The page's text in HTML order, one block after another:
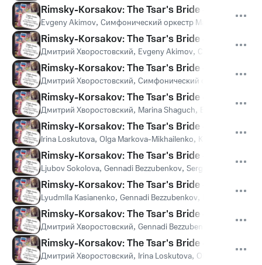
Rimsky-Korsakov: The Tsar's Bride - original
Evgeny Akimov, Симфонический оркестр Мариинского
Rimsky-Korsakov: The Tsar's Bride - original
Дмитрий Хворостовский, Evgeny Akimov, Симфонический
Rimsky-Korsakov: The Tsar's Bride - original
Дмитрий Хворостовский, Симфонический оркестр
Rimsky-Korsakov: The Tsar's Bride - original
Дмитрий Хворостовский, Marina Shaguch, Evgeny Akimov
Rimsky-Korsakov: The Tsar's Bride - original
Irina Loskutova, Olga Markova-Mikhailenko, Kirov Chorus, St
Rimsky-Korsakov: The Tsar's Bride - original
Ljubov Sokolova, Gennadi Bezzubenkov, Sergei Aleksashkin
Rimsky-Korsakov: The Tsar's Bride - original
Lyudmlla Kasianenko, Gennadi Bezzubenkov,
Rimsky-Korsakov: The Tsar's Bride - original
Дмитрий Хворостовский, Gennadi Bezzubenkov
Rimsky-Korsakov: The Tsar's Bride - original
Дмитрий Хворостовский, Irina Loskutova, Olga Markova-